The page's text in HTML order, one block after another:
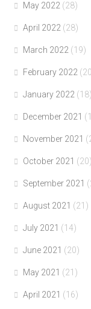
May 2022 (28)
April 2022 (28)
March 2022 (19)
February 2022
January 2022 (18)
December 2021
November 2021
October 2021 (20)
September 2021
August 2021 (21)
July 2021 (14)
June 2021 (20)
May 2021 (21)
April 2021 (16)